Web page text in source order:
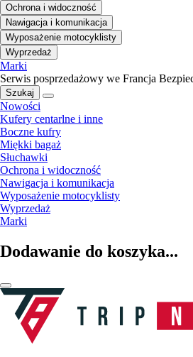
Ochrona i widoczność
Nawigacja i komunikacja
Wyposażenie motocyklisty
Wyprzedaż
Marki
Serwis posprzedażowy we Francja
Szukaj
Nowości
Kufery centarlne i inne
Boczne kufry
Miękki bagaż
Słuchawki
Ochrona i widoczność
Nawigacja i komunikacja
Wyposażenie motocyklisty
Wyprzedaż
Marki
Dodawanie do koszyka...